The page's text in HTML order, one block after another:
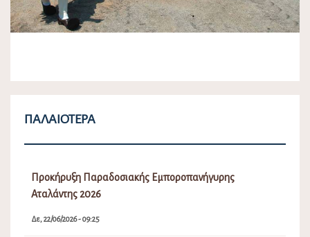
ΠΑΛΑΙΌΤΕΡΑ
Προκήρυξη Παραδοσιακής Εμποροπανήγυρης
Αταλάντης 2026
Δε, 22/06/2026 - 09:25